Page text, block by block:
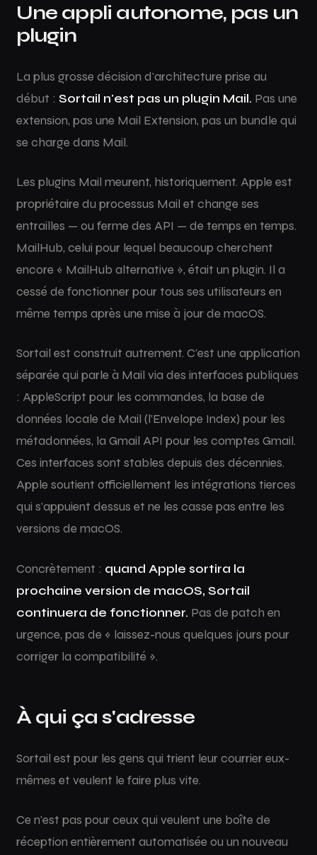
Une appli autonome, pas un
plugin
La plus grosse décision d'architecture prise au
début : Sortail n'est pas un plugin Mail. Pas une
extension, pas une Mail Extension, pas un bundle qui
se charge dans Mail.
Les plugins Mail meurent, historiquement. Apple est
propriétaire du processus Mail et change ses
entrailles — ou ferme des API — de temps en temps.
MailHub, celui pour lequel beaucoup cherchent
encore « MailHub alternative », était un plugin. Il a
cessé de fonctionner pour tous ses utilisateurs en
même temps après une mise à jour de macOS.
Sortail est construit autrement. C'est une application
séparée qui parle à Mail via des interfaces publiques
: AppleScript pour les commandes, la base de
données locale de Mail (l'Envelope Index) pour les
métadonnées, la Gmail API pour les comptes Gmail.
Ces interfaces sont stables depuis des décennies.
Apple soutient officiellement les intégrations tierces
qui s'appuient dessus et ne les casse pas entre les
versions de macOS.
Concrètement : quand Apple sortira la
prochaine version de macOS, Sortail
continuera de fonctionner. Pas de patch en
urgence, pas de « laissez-nous quelques jours pour
corriger la compatibilité ».
À qui ça s'adresse
Sortail est pour les gens qui trient leur courrier eux-
mêmes et veulent le faire plus vite.
Ce n'est pas pour ceux qui veulent une boîte de
réception entièrement automatisée ou un nouveau